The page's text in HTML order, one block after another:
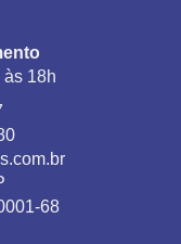
às 18h
68